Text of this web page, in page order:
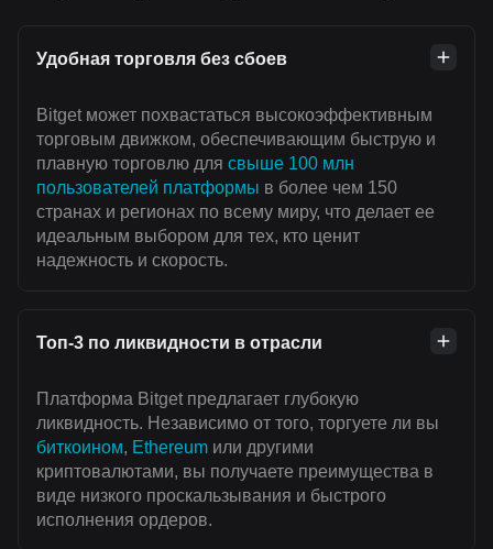
Удобная торговля без сбоев
Bitget может похвастаться высокоэффективным
торговым движком, обеспечивающим быструю и
плавную торговлю для свыше 100 млн
пользователей платформы в более чем 150
странах и регионах по всему миру, что делает ее
идеальным выбором для тех, кто ценит
надежность и скорость.
Топ-3 по ликвидности в отрасли
Платформа Bitget предлагает глубокую
ликвидность. Независимо от того, торгуете ли вы
биткоином, Ethereum или другими
криптовалютами, вы получаете преимущества в
виде низкого проскальзывания и быстрого
исполнения ордеров.